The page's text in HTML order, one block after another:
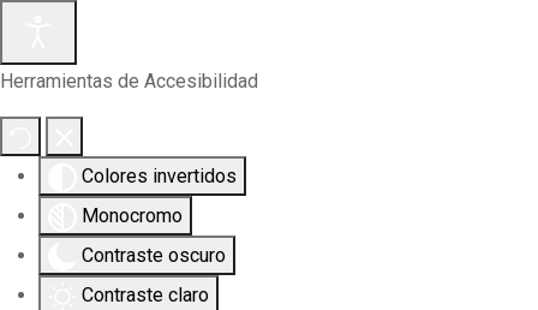
Herramientas de Accesibilidad
Colores invertidos
Monocromo
Contraste oscuro
Contraste claro